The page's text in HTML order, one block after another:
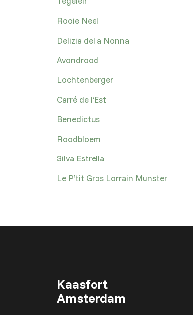
Rooie Neel
Delizia della Nonna
Avondrood
Lochtenberger
Carré de l’Est
Benedictus
Roodbloem
Silva Estrella
Le P’tit Gros Lorrain Munster
Kaasfort
Amsterdam